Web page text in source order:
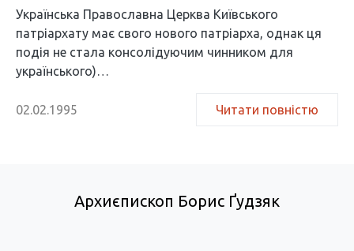
Українська Православна Церква Київського
патріархату має свого нового патріарха, однак ця
подія не стала консолідуючим чинником для
українського)…
02.02.1995 Читати повністю
Архиєпископ Борис Ґудзяк